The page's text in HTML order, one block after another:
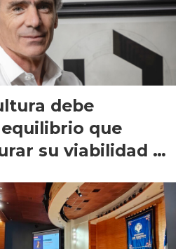
debe
que
su viabilidad de